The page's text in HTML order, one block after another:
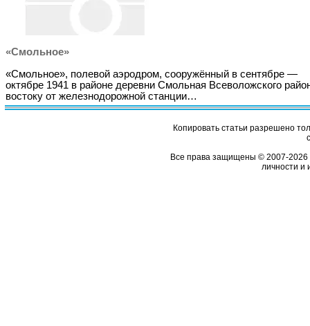
«Смольное»
«Смольное», полевой аэродром, сооружённый в сентябре —
октябре 1941 в районе деревни Смольная Всеволожского
востоку от железнодорожной станции…
Копировать статьи разрешено
Все права защищены © 2007-2026
личности и